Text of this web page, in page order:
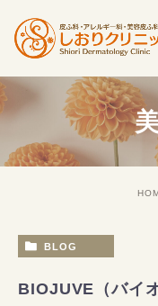
BLOG
BIOJUVE（バイ